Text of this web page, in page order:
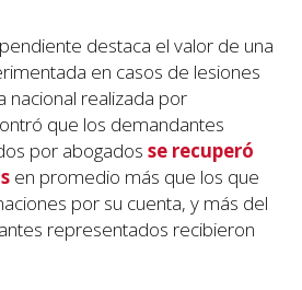
destaca el valor de una
en casos de lesiones
nacional realizada por
que los demandantes
por abogados se recuperó
en promedio más que los que
por su cuenta, y más del
representados recibieron